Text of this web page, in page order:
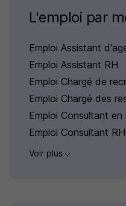
L'emploi par
Emploi Assistant
Emploi Assistant RH
Emploi Chargé de
Emploi Chargé des
Emploi Consultant en
Emploi Consultant RH
Voir plus